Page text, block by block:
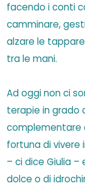
facendo i conti
camminare,
alzare le
tra le mani.
Ad oggi non ci
terapie in grado
complementare
fortuna di vivere
– ci dice Giulia –
dolce o di